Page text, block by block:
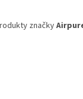
značky